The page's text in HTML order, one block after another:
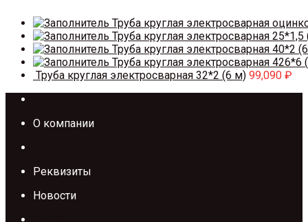
Труба круглая электросварная
Труба круглая электросварная
Труба круглая электросварная 40*2
Труба круглая электросварная 426*6
Труба круглая электросварная 32*2 (6 м) 99,090 ₽
О компании
Реквизиты
Новости